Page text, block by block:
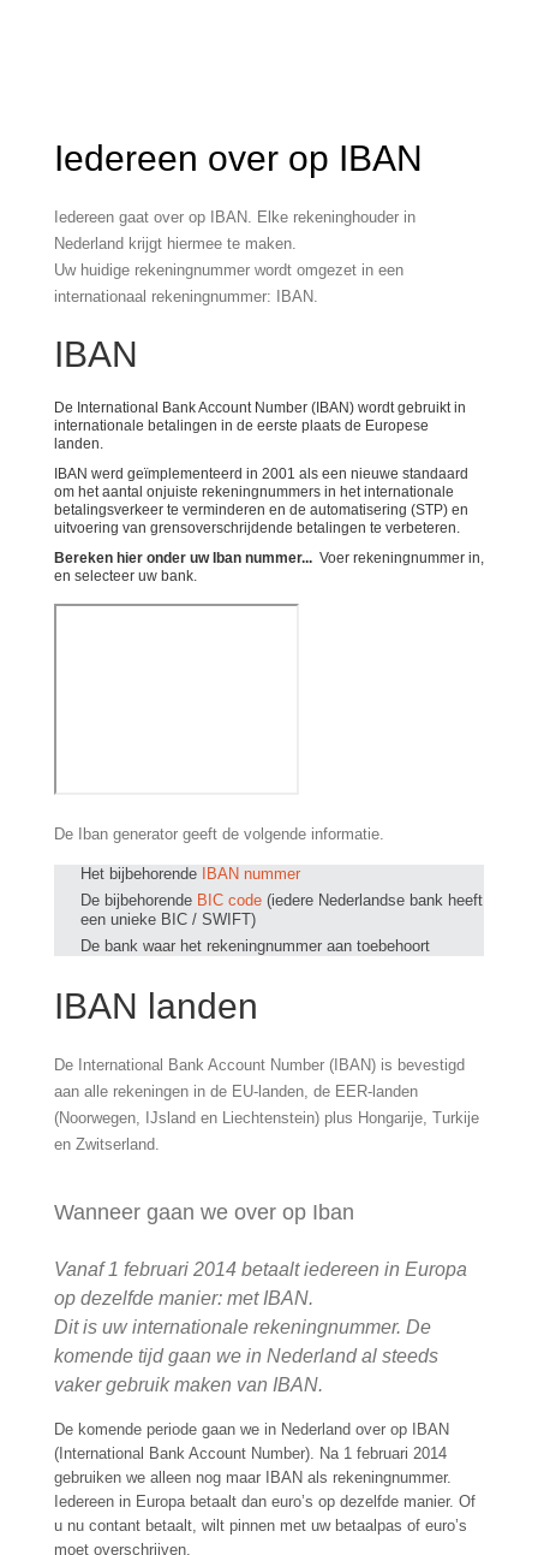
Iedereen over op IBAN
Iedereen gaat over op IBAN. Elke rekeninghouder in
Nederland krijgt hiermee te maken.
Uw huidige rekeningnummer wordt omgezet in een
internationaal rekeningnummer: IBAN.
IBAN
De International Bank Account Number (IBAN) wordt gebruikt in
internationale betalingen in de eerste plaats de Europese
landen.
IBAN werd geïmplementeerd in 2001 als een nieuwe standaard
om het aantal onjuiste rekeningnummers in het internationale
betalingsverkeer te verminderen en de automatisering (STP) en
uitvoering van grensoverschrijdende betalingen te verbeteren.
Bereken hier onder uw Iban nummer... Voer rekeningnummer in,
en selecteer uw bank.
De Iban generator geeft de volgende informatie.
Het bijbehorende
IBAN nummer
De bijbehorende BIC code(iedere Nederlandse bank heeft
een unieke BIC / SWIFT)
De bank waar het rekeningnummer aan toebehoort
IBAN landen
De International Bank Account Number (IBAN) is bevestigd
aan alle rekeningen in de EU-landen, de EER-landen
(Noorwegen, IJsland en Liechtenstein) plus Hongarije, Turkije
en Zwitserland.
Wanneer gaan we over op Iban
Vanaf 1 februari 2014 betaalt iedereen in Europa
op dezelfde manier: met IBAN.
Dit is uw internationale rekeningnummer. De
komende tijd gaan we in Nederland al steeds
vaker gebruik maken van IBAN.
De komende periode gaan we in Nederland over op IBAN
(International Bank Account Number). Na 1 februari 2014
gebruiken we alleen nog maar IBAN als rekeningnummer.
Iedereen in Europa betaalt dan euro’s op dezelfde manier. Of
u nu contant betaalt, wilt pinnen met uw betaalpas of euro’s
moet overschrijven.